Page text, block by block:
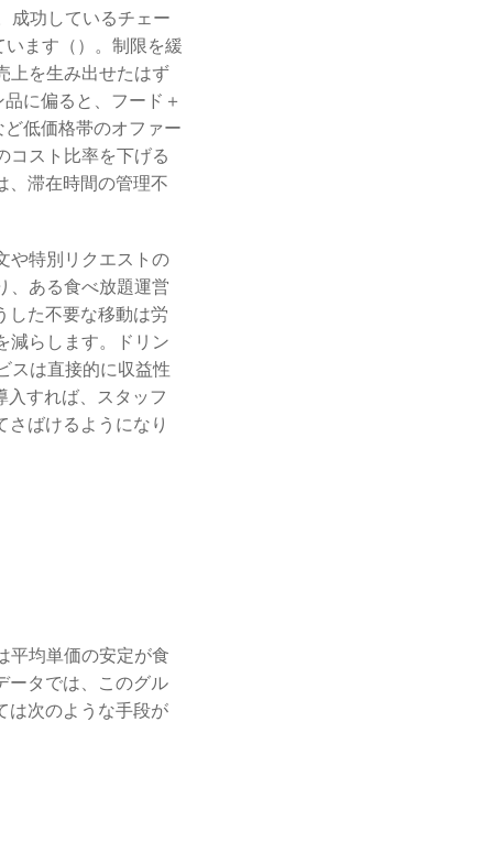
成功しているチェー
ます（）。制限を緩
上を生み出せたはず
に偏ると、フード＋
低価格帯のオファー
コスト比率を下げる
、滞在時間の管理不
や特別リクエストの
、ある食べ放題運営
した不要な移動は労
減らします。ドリン
スは直接的に収益性
入すれば、スタッフ
ばけるようになり
平均単価の安定が食
ータでは、このグル
は次のような手段が